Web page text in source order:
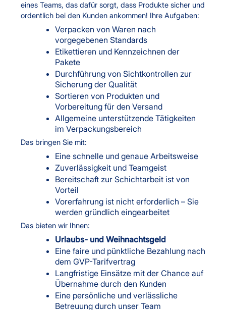
eines Teams, das dafür sorgt, dass Produkte sicher und
ordentlich bei den Kunden ankommen! Ihre Aufgaben:
Verpacken von Waren nach
vorgegebenen Standards
Etikettieren und Kennzeichnen der
Pakete
Durchführung von Sichtkontrollen zur
Sicherung der Qualität
Sortieren von Produkten und
Vorbereitung für den Versand
Allgemeine unterstützende Tätigkeiten
im Verpackungsbereich
Das bringen Sie mit:
Eine schnelle und genaue Arbeitsweise
Zuverlässigkeit und Teamgeist
Bereitschaft zur Schichtarbeit ist von
Vorteil
Vorerfahrung ist nicht erforderlich – Sie
werden gründlich eingearbeitet
Das bieten wir Ihnen:
Urlaubs- und Weihnachtsgeld
Eine faire und pünktliche Bezahlung nach
dem GVP-Tarifvertrag
Langfristige Einsätze mit der Chance auf
Übernahme durch den Kunden
Eine persönliche und verlässliche
Betreuung durch unser Team